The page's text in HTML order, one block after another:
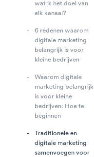
wat is het doel van
elk kanaal?
6 redenen waarom
digitale marketing
belangrijk is voor
kleine bedrijven
Waarom digitale
marketing belangrijk
is voor kleine
bedrijven: Hoe te
beginnen
Traditionele en
digitale marketing
samenvoegen voor